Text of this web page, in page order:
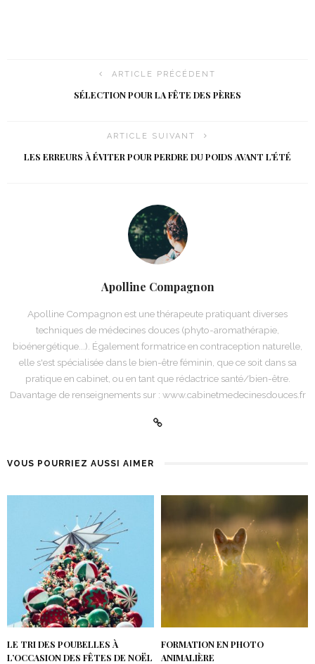
ARTICLE PRÉCÉDENT
SÉLECTION POUR LA FÊTE DES PÈRES
ARTICLE SUIVANT
LES ERREURS À ÉVITER POUR PERDRE DU POIDS AVANT L’ÉTÉ
Apolline Compagnon
Apolline Compagnon est une thérapeute pratiquant diverses
techniques de médecines douces (phyto-aromathérapie,
bioénergétique...). Également formatrice en contraception naturelle,
elle s'est spécialisée dans le bien-être féminin, que ce soit dans sa
pratique en cabinet, ou en tant que rédactrice santé/bien-être.
Davantage de renseignements sur : www.cabinetmedecinesdouces.fr
VOUS POURRIEZ AUSSI AIMER
LE TRI DES POUBELLES À
L’OCCASION DES FÊTES DE NOËL
FORMATION EN PHOTO
ANIMALIÈRE